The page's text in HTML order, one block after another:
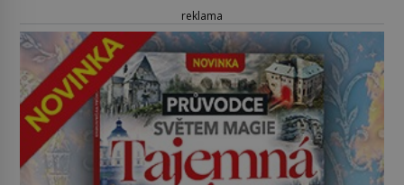
reklama